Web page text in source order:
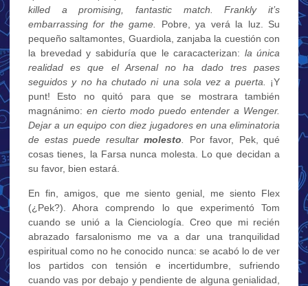
killed a promising, fantastic match. Frankly it’s
embarrassing for the game.
Pobre, ya verá la luz. Su
pequeño saltamontes, Guardiola, zanjaba la cuestión con
la brevedad y sabiduría que le caracacterizan: la única
realidad es que el Arsenal no ha dado tres pases
seguidos y no ha chutado ni una sola vez a puerta.
¡Y
punt! Esto no quitó para que se mostrara también
magnánimo: en cierto modo puedo entender a Wenger.
Dejar a un equipo con diez jugadores en una eliminatoria
de estas puede resultar molesto
Por favor, Pek, qué
cosas tienes, la Farsa nunca molesta. Lo que decidan a
su favor, bien estará.
En fin, amigos, que me siento genial, me siento Flex
(¿Pek?). Ahora comprendo lo que experimentó Tom
cuando se unió a la Cienciología. Creo que mi recién
abrazado farsalonismo me va a dar una tranquilidad
espiritual como no he conocido nunca: se acabó lo de ver
los partidos con tensión e incertidumbre, sufriendo
cuando vas por debajo y pendiente de alguna genialidad,